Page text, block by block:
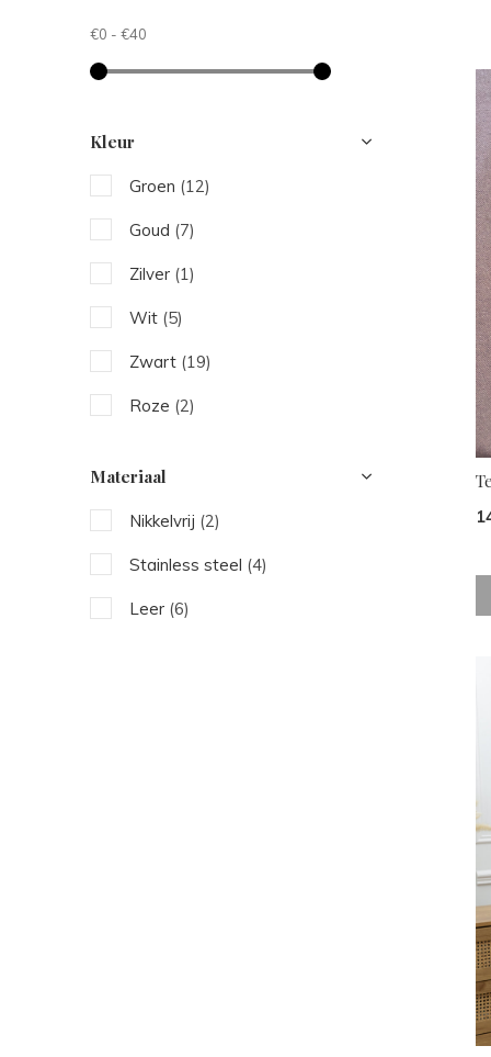
€0 - €40
Kleur
Groen (12)
Goud (7)
Zilver (1)
Wit (5)
Zwart (19)
Roze (2)
(13)
Oranje (3)
Materiaal
Nikkelvrij (2)
Stainless steel (4)
Leer (6)